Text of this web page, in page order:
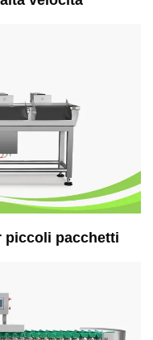
piccoli pacchetti